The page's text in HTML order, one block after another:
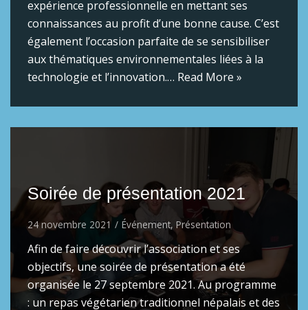
expérience professionnelle en mettant ses
connaissances au profit d’une bonne cause. C’est
également l’occasion parfaite de se sensibiliser
aux thématiques environnementales liées à la
technologie et l’innovation.… Read More »
Soirée de présentation 2021
24 novembre 2021 Événement, Présentation
Afin de faire découvrir l’association et ses
objectifs, une soirée de présentation a été
organisée le 27 septembre 2021. Au programme
: un repas végétarien traditionnel népalais et des